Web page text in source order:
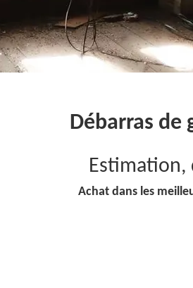
Débarras de
Estimation,
Achat dans les